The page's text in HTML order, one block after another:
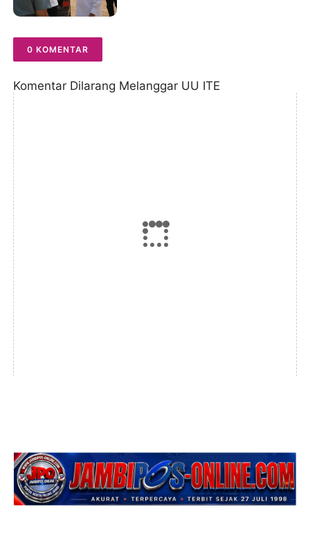
0 KOMENTAR
Komentar Dilarang Melanggar UU ITE